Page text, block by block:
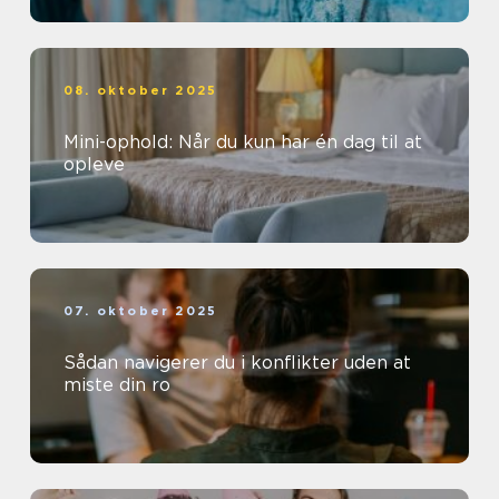
08. oktober 2025
Mini-ophold: Når du kun har én dag til at
opleve
07. oktober 2025
Sådan navigerer du i konflikter uden at
miste din ro